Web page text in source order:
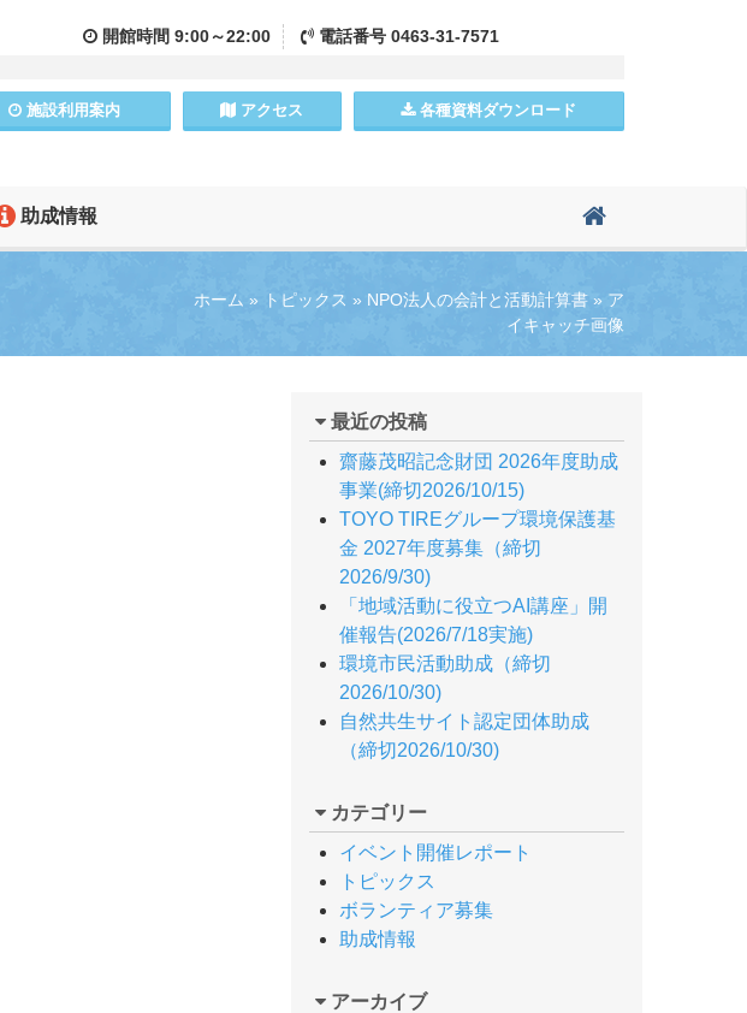
開館時間 9:00～22:00 電話番号0463-31-7571
施設利用案内 アクセス 各種資料ダウンロード
助成情報
ホーム » トピックス » NPO法人の会計と活動計算書 » ア
イキャッチ画像
最近の投稿
齋藤茂昭記念財団 2026年度助成
事業(締切2026/10/15)
TOYO TIREグループ環境保護基
金 2027年度募集（締切
2026/9/30)
「地域活動に役立つAI講座」開
催報告(2026/7/18実施)
環境市民活動助成（締切
2026/10/30)
自然共生サイト認定団体助成
（締切2026/10/30)
カテゴリー
イベント開催レポート
トピックス
ボランティア募集
助成情報
アーカイブ